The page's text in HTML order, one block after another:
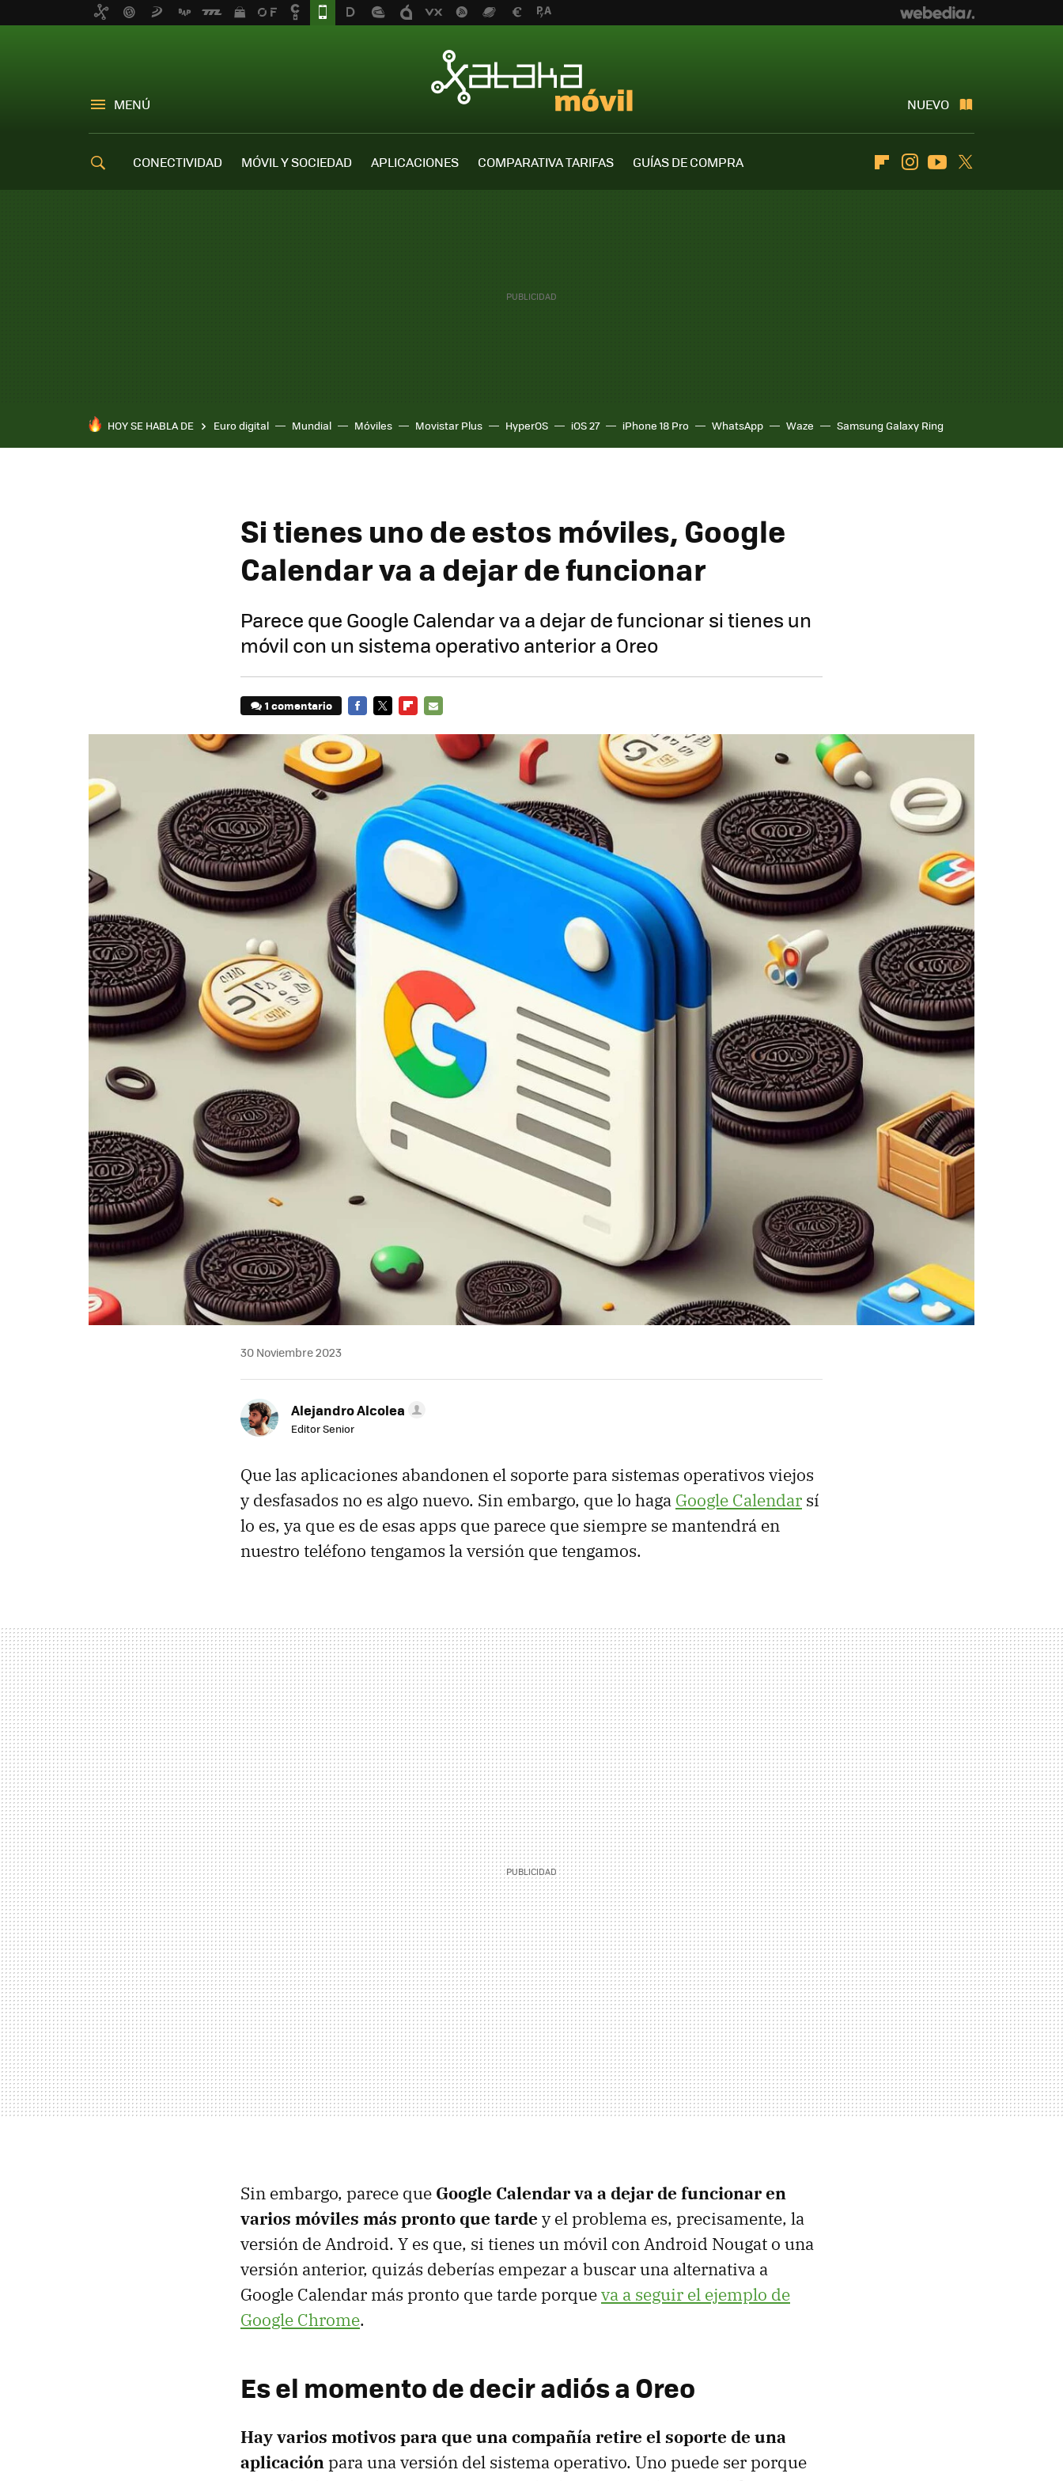
MENÚ NUEVO
CONECTIVIDAD MÓVIL Y SOCIEDAD APLICACIONES COMPARATIVA TARIFAS
GUÍAS DE COMPRA
FlipboardInstagramYoutube
HOY SE HABLA DE Euro digital Mundial Móviles Movistar Plus HyperOS iOS 27 iPhone 18 Pro WhatsApp Waze Samsung Galaxy Ring
Si tienes uno de estos móviles, Google
Calendar va a dejar de funcionar
Parece que Google Calendar va a dejar de funcionar si tienes un
móvil con un sistema operativo anterior a Oreo
1 comentario
MAIL
30 Noviembre 2023
Alejandro Alcolea
Editor Senior
Que las aplicaciones abandonen el soporte para sistemas operativos viejos
y desfasados no es algo nuevo. Sin embargo, que lo haga Google Calendar sí
lo es, ya que es de esas apps que parece que siempre se mantendrá en
nuestro teléfono tengamos la versión que tengamos.
Sin embargo, parece que Google Calendar va a dejar de funcionar en
varios móviles más pronto que tarde y el problema es, precisamente, la
versión de Android. Y es que, si tienes un móvil con Android Nougat o una
versión anterior, quizás deberías empezar a buscar una alternativa a
Google Calendar más pronto que tarde porqueva a seguir el ejemplo de
Google Chrome.
Es el momento de decir adiós a Oreo
Hay varios motivos para que una compañía retire el soporte de una
aplicaciónpara una versión del sistema operativo. Uno puede ser porque